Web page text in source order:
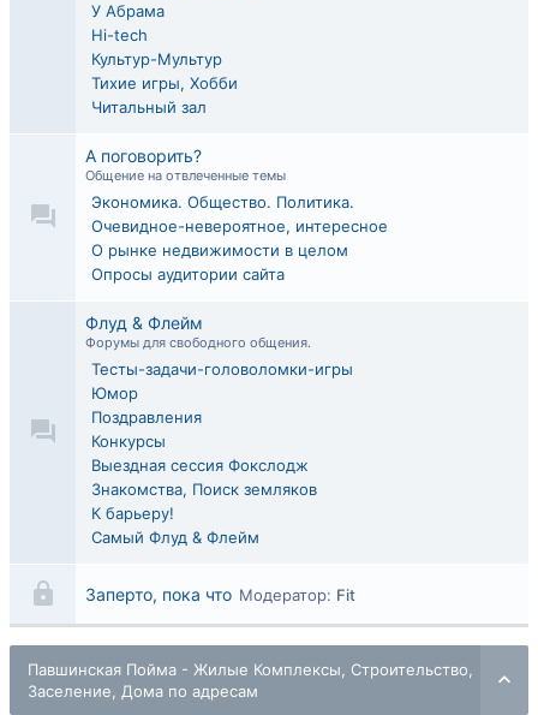
У Абрама
Hi-tech
Культур-Мультур
Тихие игры, Хобби
Читальный зал
А поговорить?
Общение на отвлеченные темы
Экономика. Общество. Политика.
Очевидное-невероятное, интересное
О рынке недвижимости в целом
Опросы аудитории сайта
Флуд & Флейм
Форумы для свободного общения.
Тесты-задачи-головоломки-игры
Юмор
Поздравления
Конкурсы
Выездная сессия Фокслодж
Знакомства, Поиск земляков
К барьеру!
Самый Флуд & Флейм
Заперто, пока что Модератор: Fit
Павшинская Пойма - Жилые Комплексы, Строительство,
Заселение, Дома по адресам